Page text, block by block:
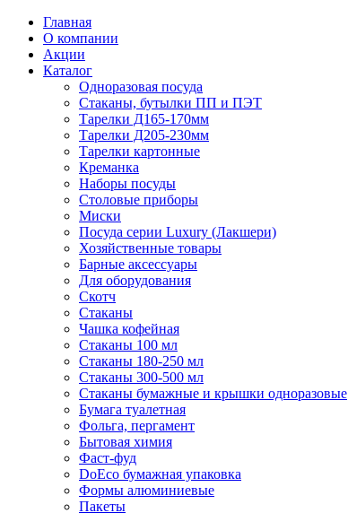
Главная
О компании
Акции
Каталог
Одноразовая посуда
Стаканы, бутылки ПП и ПЭТ
Тарелки Д165-170мм
Тарелки Д205-230мм
Тарелки картонные
Креманка
Наборы посуды
Столовые приборы
Миски
Посуда серии Luxury (Лакшери)
Хозяйственные товары
Барные аксессуары
Для оборудования
Скотч
Стаканы
Чашка кофейная
Стаканы 100 мл
Стаканы 180-250 мл
Стаканы 300-500 мл
Стаканы бумажные и крышки одноразовые
Бумага туалетная
Фольга, пергамент
Бытовая химия
Фаст-фуд
DoEco бумажная упаковка
Формы алюминиевые
Пакеты